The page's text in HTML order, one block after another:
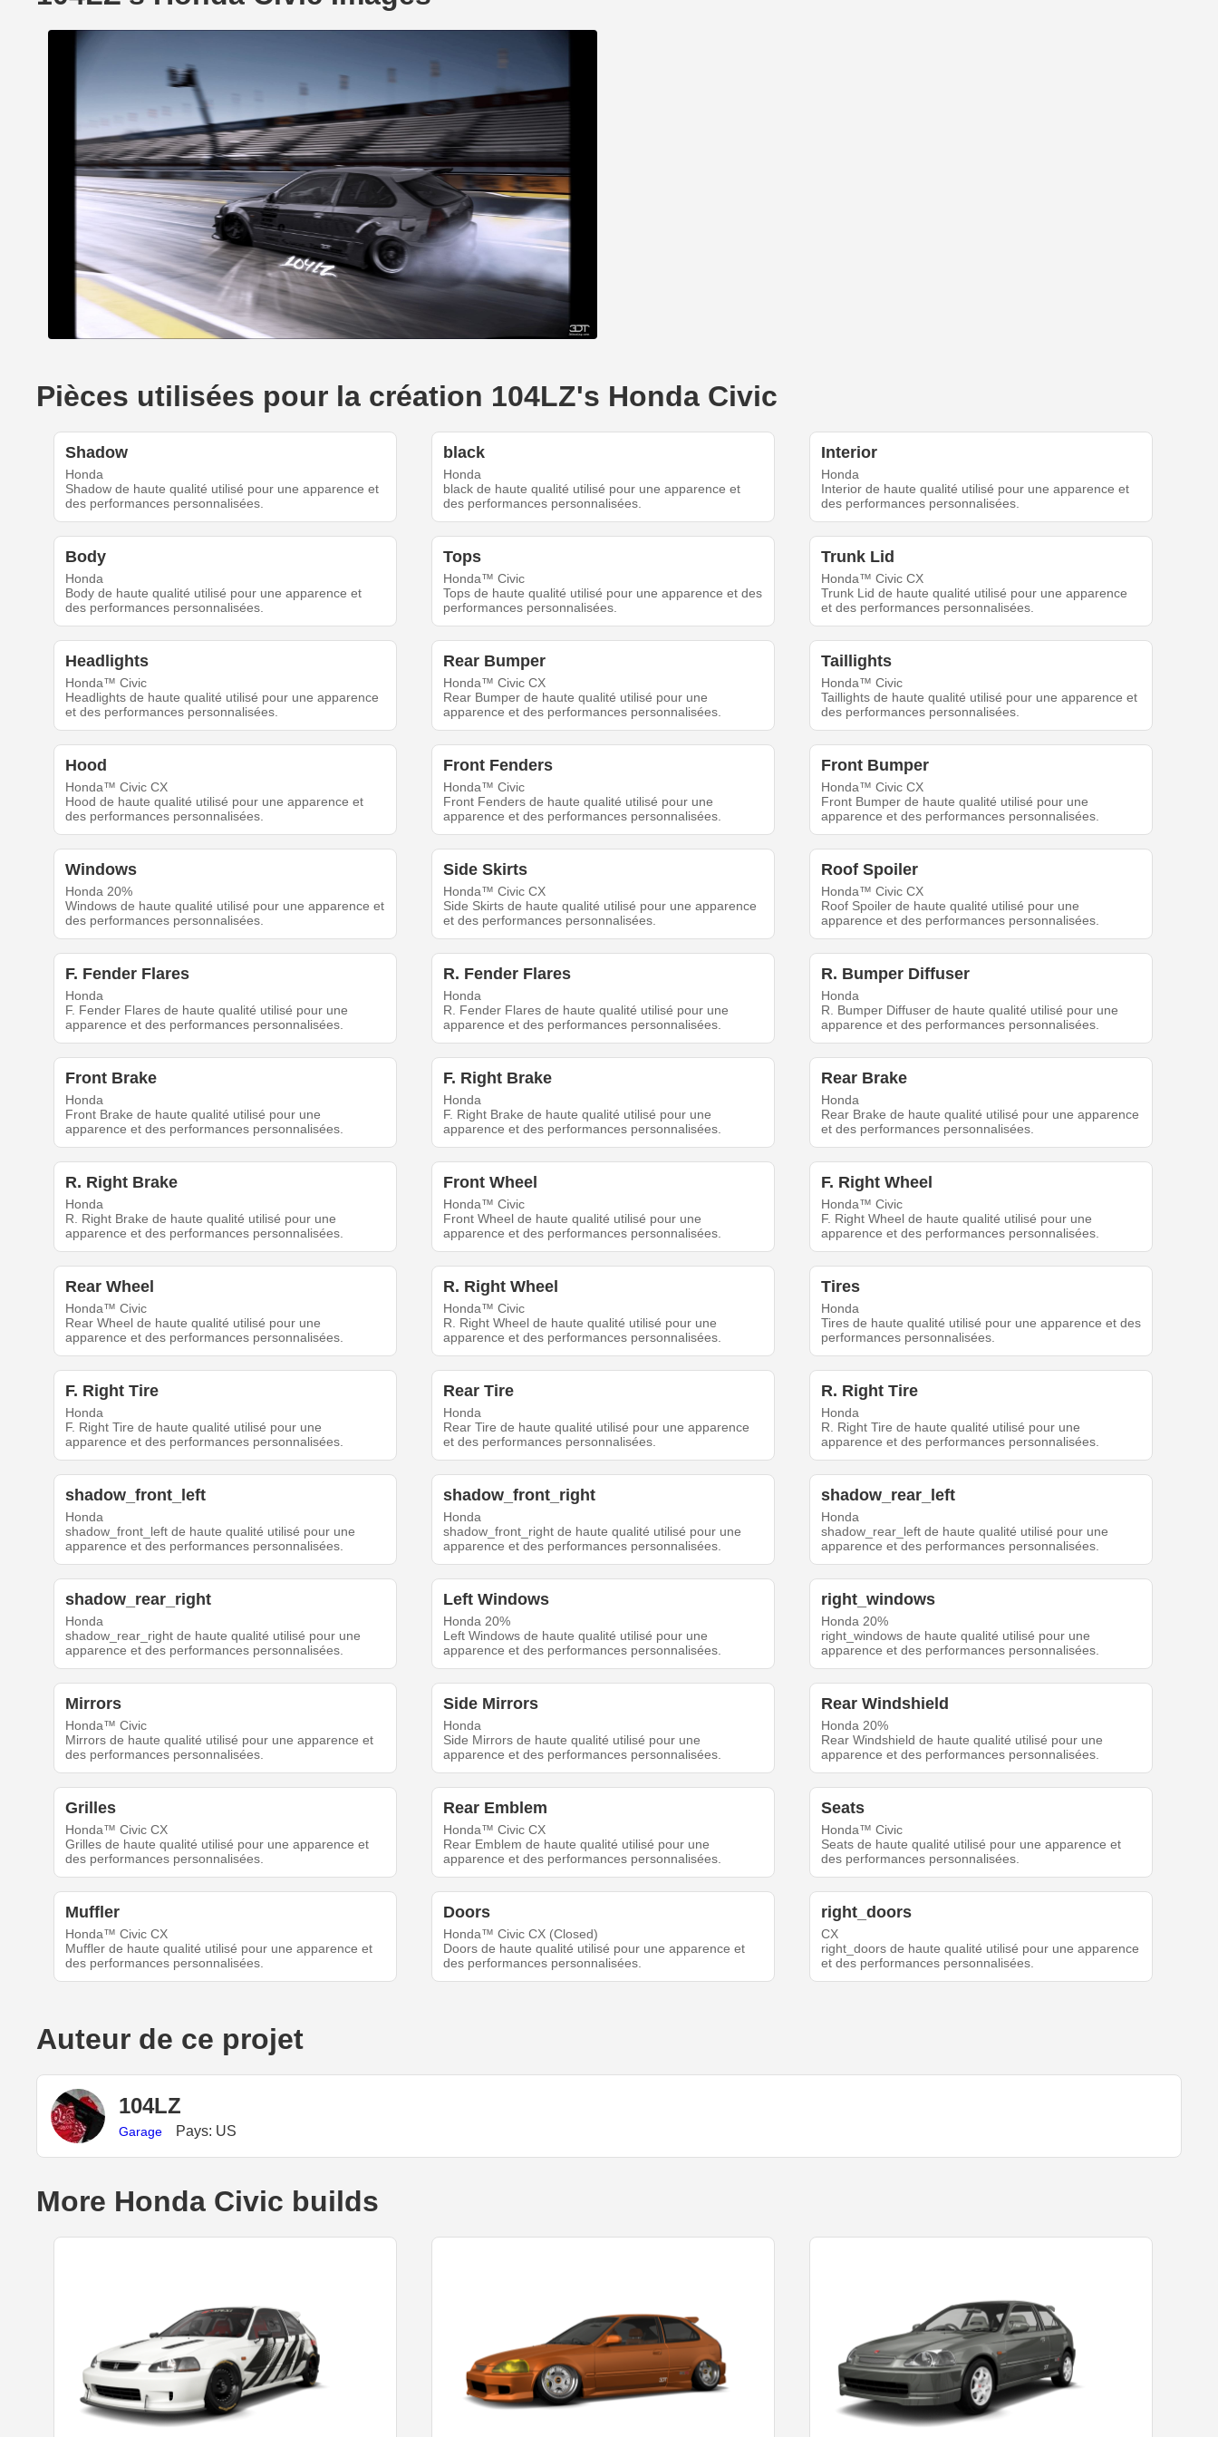
Pièces utilisées pour la création 104LZ's Honda Civic
Shadow
Honda
Shadow de haute qualité utilisé pour une apparence et
des performances personnalisées.
black
Honda
black de haute qualité utilisé pour une apparence et
des performances personnalisées.
Interior
Honda
Interior de haute qualité utilisé pour une apparence et
des performances personnalisées.
Body
Honda
Body de haute qualité utilisé pour une apparence et
des performances personnalisées.
Tops
Honda™ Civic
Tops de haute qualité utilisé pour une apparence et des
performances personnalisées.
Trunk Lid
Honda™ Civic CX
Trunk Lid de haute qualité utilisé pour une apparence
et des performances personnalisées.
Headlights
Honda™ Civic
Headlights de haute qualité utilisé pour une apparence
et des performances personnalisées.
Rear Bumper
Honda™ Civic CX
Rear Bumper de haute qualité utilisé pour une
apparence et des performances personnalisées.
Taillights
Honda™ Civic
Taillights de haute qualité utilisé pour une apparence et
des performances personnalisées.
Hood
Honda™ Civic CX
Hood de haute qualité utilisé pour une apparence et
des performances personnalisées.
Front Fenders
Honda™ Civic
Front Fenders de haute qualité utilisé pour une
apparence et des performances personnalisées.
Front Bumper
Honda™ Civic CX
Front Bumper de haute qualité utilisé pour une
apparence et des performances personnalisées.
Windows
Honda 20%
Windows de haute qualité utilisé pour une apparence et
des performances personnalisées.
Side Skirts
Honda™ Civic CX
Side Skirts de haute qualité utilisé pour une apparence
et des performances personnalisées.
Roof Spoiler
Honda™ Civic CX
Roof Spoiler de haute qualité utilisé pour une
apparence et des performances personnalisées.
F. Fender Flares
Honda
F. Fender Flares de haute qualité utilisé pour une
apparence et des performances personnalisées.
R. Fender Flares
Honda
R. Fender Flares de haute qualité utilisé pour une
apparence et des performances personnalisées.
R. Bumper Diffuser
Honda
R. Bumper Diffuser de haute qualité utilisé pour une
apparence et des performances personnalisées.
Front Brake
Honda
Front Brake de haute qualité utilisé pour une
apparence et des performances personnalisées.
F. Right Brake
Honda
F. Right Brake de haute qualité utilisé pour une
apparence et des performances personnalisées.
Rear Brake
Honda
Rear Brake de haute qualité utilisé pour une apparence
et des performances personnalisées.
R. Right Brake
Honda
R. Right Brake de haute qualité utilisé pour une
apparence et des performances personnalisées.
Front Wheel
Honda™ Civic
Front Wheel de haute qualité utilisé pour une
apparence et des performances personnalisées.
F. Right Wheel
Honda™ Civic
F. Right Wheel de haute qualité utilisé pour une
apparence et des performances personnalisées.
Rear Wheel
Honda™ Civic
Rear Wheel de haute qualité utilisé pour une
apparence et des performances personnalisées.
R. Right Wheel
Honda™ Civic
R. Right Wheel de haute qualité utilisé pour une
apparence et des performances personnalisées.
Tires
Honda
Tires de haute qualité utilisé pour une apparence et des
performances personnalisées.
F. Right Tire
Honda
F. Right Tire de haute qualité utilisé pour une
apparence et des performances personnalisées.
Rear Tire
Honda
Rear Tire de haute qualité utilisé pour une apparence
et des performances personnalisées.
R. Right Tire
Honda
R. Right Tire de haute qualité utilisé pour une
apparence et des performances personnalisées.
shadow_front_left
Honda
shadow_front_left de haute qualité utilisé pour une
apparence et des performances personnalisées.
shadow_front_right
Honda
shadow_front_right de haute qualité utilisé pour une
apparence et des performances personnalisées.
shadow_rear_left
Honda
shadow_rear_left de haute qualité utilisé pour une
apparence et des performances personnalisées.
shadow_rear_right
Honda
shadow_rear_right de haute qualité utilisé pour une
apparence et des performances personnalisées.
Left Windows
Honda 20%
Left Windows de haute qualité utilisé pour une
apparence et des performances personnalisées.
right_windows
Honda 20%
right_windows de haute qualité utilisé pour une
apparence et des performances personnalisées.
Mirrors
Honda™ Civic
Mirrors de haute qualité utilisé pour une apparence et
des performances personnalisées.
Side Mirrors
Honda
Side Mirrors de haute qualité utilisé pour une
apparence et des performances personnalisées.
Rear Windshield
Honda 20%
Rear Windshield de haute qualité utilisé pour une
apparence et des performances personnalisées.
Grilles
Honda™ Civic CX
Grilles de haute qualité utilisé pour une apparence et
des performances personnalisées.
Rear Emblem
Honda™ Civic CX
Rear Emblem de haute qualité utilisé pour une
apparence et des performances personnalisées.
Seats
Honda™ Civic
Seats de haute qualité utilisé pour une apparence et
des performances personnalisées.
Muffler
Honda™ Civic CX
Muffler de haute qualité utilisé pour une apparence et
des performances personnalisées.
Doors
Honda™ Civic CX (Closed)
Doors de haute qualité utilisé pour une apparence et
des performances personnalisées.
right_doors
CX
right_doors de haute qualité utilisé pour une apparence
et des performances personnalisées.
Auteur de ce projet
104LZ
Garage Pays: US
More Honda Civic builds